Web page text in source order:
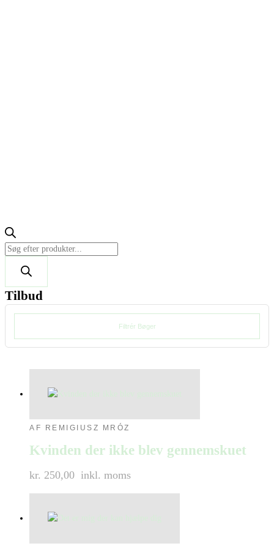
Tilbud
Filtrér Bøger
AF REMIGIUSZ MRÓZ
Kvinden der ikke blev gennemskuet
kr. 250,00 inkl. moms